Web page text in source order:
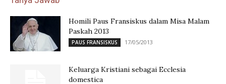
Homili Paus Fransiskus dalam Misa Malam
Paskah 2013
PAUS FRANSISKUS 17/05/2013
Keluarga Kristiani sebagai Ecclesia
domestica